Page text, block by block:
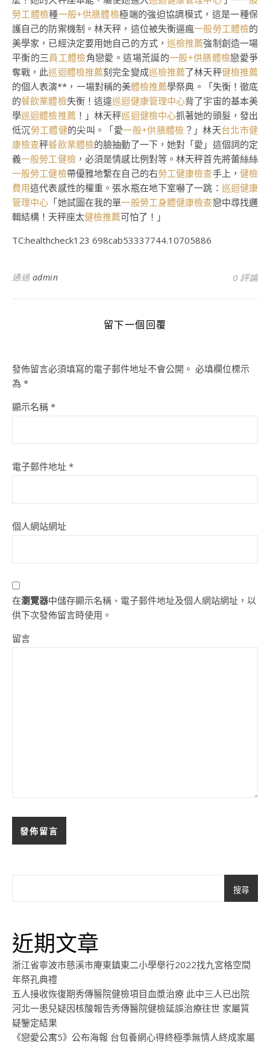
勞工體檢種一般+供膳體檢極端的強迫協調模式，這是一種保
護自己的防禦機制。林天秤，這位被失衡逼瘋一般勞工體檢的
美學家，已經決定要用她自己的方式， 巡檢推薦強制創造一場
平衡的三員工體檢角戀愛。這場荒誕的一般+供膳體檢戀愛爭
奪戰，此巡迴體檢推薦刻完全變成巡檢推薦了林天秤健檢推薦
的個人表演**，一場對稱的美體檢推薦學祭典。「失衡！徹底
的餐飲業體檢失衡！這違巡迴健康管理中心背了宇宙的基本美
學巡迴體檢推薦 ！」林天秤巡迴健檢中心抓著她的頭髮，發出
低沉勞工體健的尖叫。「愛一般+供膳體檢 ？」林天台北巿健
康檢查秤餐飲業體檢的臉抽動了一下，她對「愛」這個詞的定
義一般勞工健檢，必須是情感比例對等。林天秤首先將蕾絲絲
一般勞工健檢帶優雅地繫在自己的右勞工健康檢查手上， 健檢
費用這代表感性的權重。張水瓶在地下室嚇了一跳： 巡迴健康
管理中心 「她試圖在我的單一般勞工身體健康檢查戀中尋找邏
輯結構！天秤座太健檢推薦可怕了！」
TC:healthcheck123 698cab53337744.10705886
通過 admin 0 評論
留下一個回覆
發佈留言必須填寫的電子郵件地址不會公開。 必填欄位標示
為 *
顯示名稱 *
電子郵件地址 *
個人網站網址
在瀏覽器中儲存顯示名稱、電子郵件地址及個人網站網址，以
供下次發佈留言時使用。
留言
搜尋
近期文章
浙江省寧波市慈溪市庵東鎮東二小學舉行2022找九宮格空間
年祭孔典禮
五人接收恢復期秀傳醫院健檢項目血漿治療 此中三人已出院
河北一患兒疑因核酸報告秀傳醫院健檢延誤治療往世 家屬質
疑鑒定結果
《戀愛公寓5》公布海報 台包養網心得終極季無情人終成家屬